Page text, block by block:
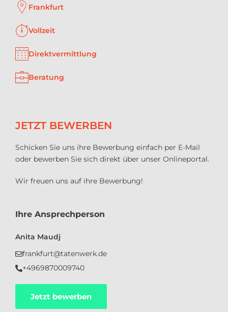
Frankfurt
Vollzeit
Direktvermittlung
Beratung
JETZT BEWERBEN
Schicken Sie uns ihre Bewerbung einfach per E-Mail
oder bewerben Sie sich direkt über unser Onlineportal.
Wir freuen uns auf ihre Bewerbung!
Ihre Ansprechperson
Anita Maudj
frankfurt@tatenwerk.de
+4969870009740
Jetzt bewerben